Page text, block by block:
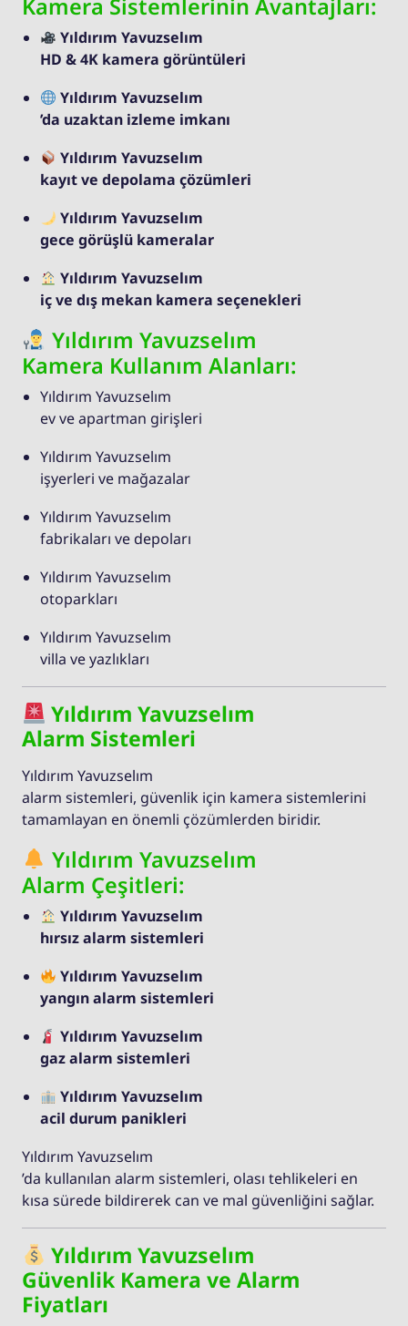
Kamera Sistemlerinin Avantajları:
Yıldırım Yavuzselım
HD & 4K kamera görüntüleri
Yıldırım Yavuzselım
’da uzaktan izleme imkanı
Yıldırım Yavuzselım
kayıt ve depolama çözümleri
Yıldırım Yavuzselım
gece görüşlü kameralar
Yıldırım Yavuzselım
iç ve dış mekan kamera seçenekleri
Yıldırım Yavuzselım
Kamera Kullanım Alanları:
Yıldırım Yavuzselım
ev ve apartman girişleri
Yıldırım Yavuzselım
işyerleri ve mağazalar
Yıldırım Yavuzselım
fabrikaları ve depoları
Yıldırım Yavuzselım
otoparkları
Yıldırım Yavuzselım
villa ve yazlıkları
Yıldırım Yavuzselım
Alarm Sistemleri
Yıldırım Yavuzselım
alarm sistemleri, güvenlik için kamera sistemlerini
tamamlayan en önemli çözümlerden biridir.
Yıldırım Yavuzselım
Alarm Çeşitleri:
Yıldırım Yavuzselım
hırsız alarm sistemleri
Yıldırım Yavuzselım
yangın alarm sistemleri
Yıldırım Yavuzselım
gaz alarm sistemleri
Yıldırım Yavuzselım
acil durum panikleri
Yıldırım Yavuzselım
’da kullanılan alarm sistemleri, olası tehlikeleri en
kısa sürede bildirerek can ve mal güvenliğini sağlar.
Yıldırım Yavuzselım
Güvenlik Kamera ve Alarm
Fiyatları